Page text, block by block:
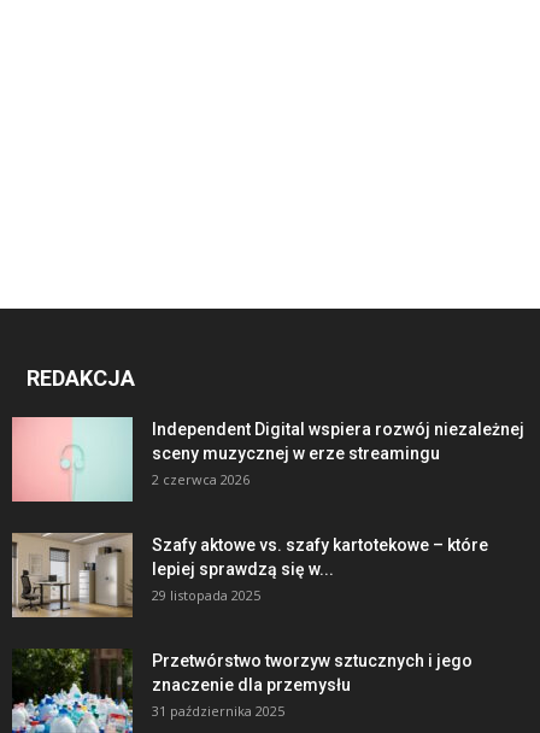
REDAKCJA
Independent Digital wspiera rozwój niezależnej
sceny muzycznej w erze streamingu
2 czerwca 2026
Szafy aktowe vs. szafy kartotekowe – które
lepiej sprawdzą się w...
29 listopada 2025
Przetwórstwo tworzyw sztucznych i jego
znaczenie dla przemysłu
31 października 2025